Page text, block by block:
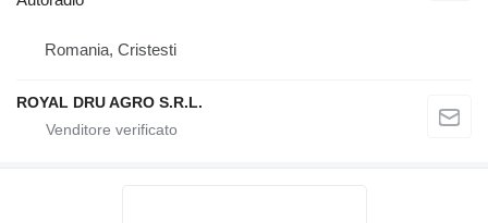
Romania, Cristesti
ROYAL DRU AGRO S.R.L.